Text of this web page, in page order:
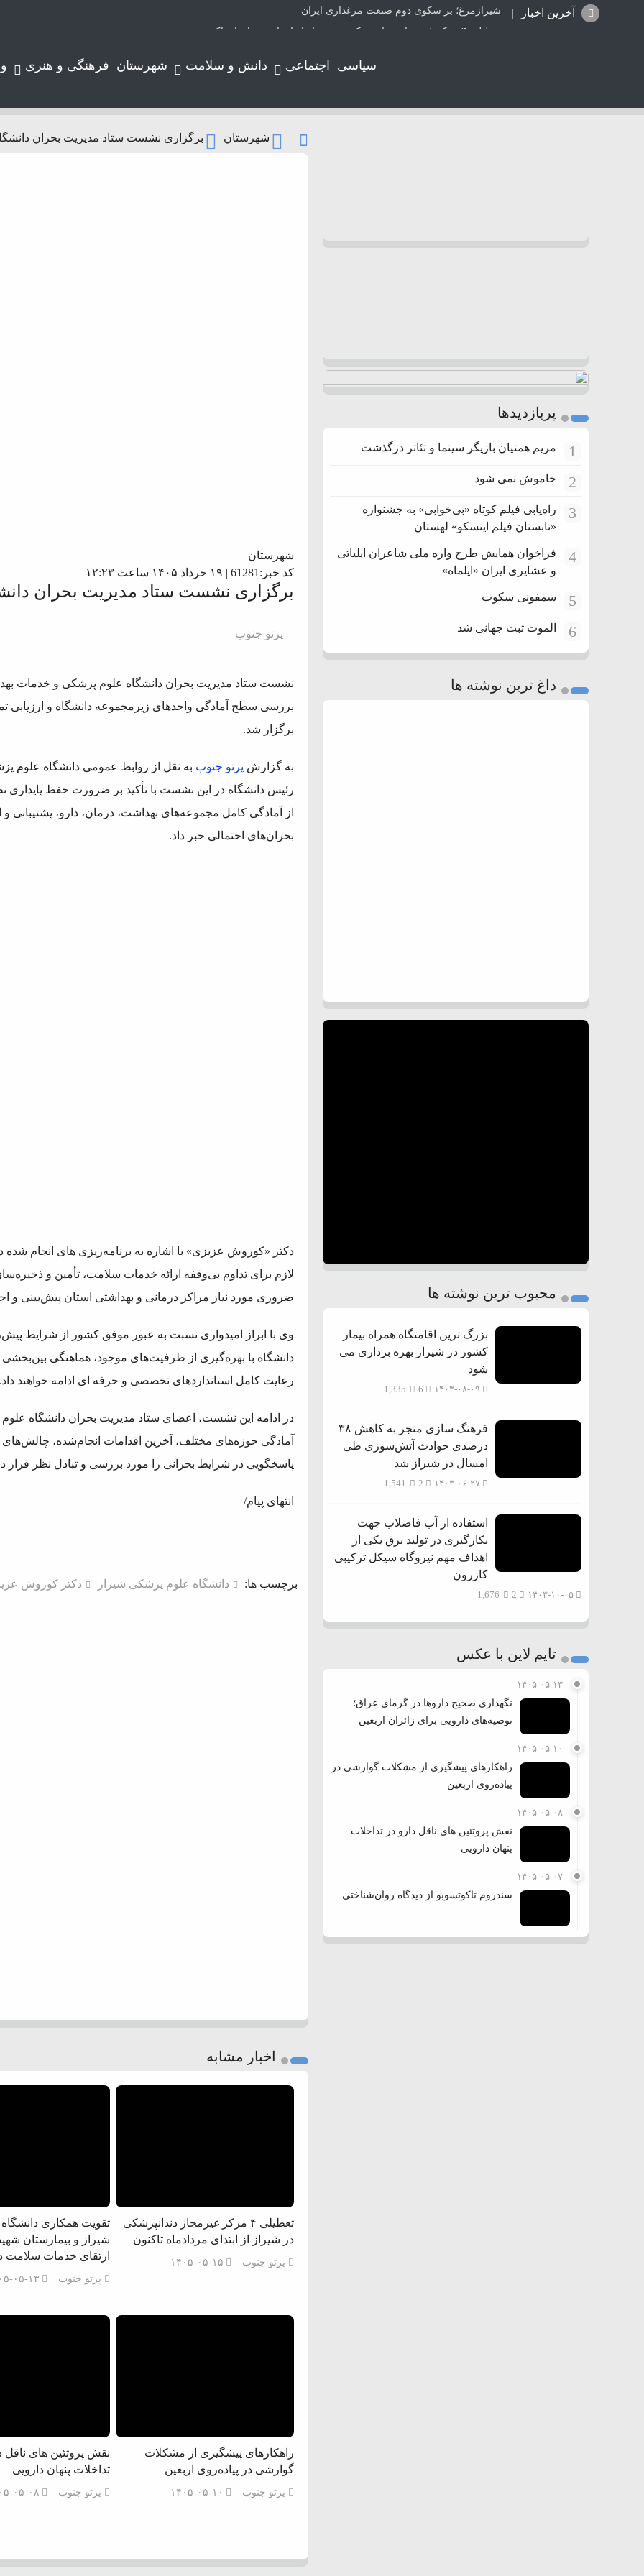
آخرین اخبار
شیرازمرغ؛ بر سکوی دوم صنعت مرغداری ایران
تعطیلی ۴ مرکز غیرمجاز دندانپزشکی در شیراز از ابتدای مردادماه تاکنون
ترامپ: مذاکرات با تهران خوب پیش می‌رود
موتورسواری بانوان؛ واقعیتی که از قانون جلوتر حرکت می‌کند
سیاسی اجتماعی دانش و سلامت شهرستان فرهنگی و هنری
شهرستان برگزاری نشست ستاد مدیریت بحران
شهرستان
کد خبر:61281 | ۱۹ خرداد ۱۴۰۵ ساعت ۱۲:۲۳
برگزاری نشست ستاد مدیریت بحران
پرتو جنوب
بررسی سطح آمادگی واحدهای زیرمجموعه دانشگاه و ارزیابی
برگزار شد.
به گزارش پرتو جنوب به نقل از روابط عمومی دانشگاه علوم
رئیس دانشگاه در این نشست با تأکید بر ضرورت حفظ
بحران‌های احتمالی خبر داد.
دکتر «کوروش عزیزی» با اشاره به برنامه‌ریزی ‌های انجام ‌شده
لازم برای تداوم بی‌وقفه ارائه خدمات سلامت، تأمین و
ضروری مورد نیاز مراکز درمانی و بهداشتی استان پیش‌بینی و
وی با ابراز امیدواری نسبت به عبور موفق کشور از شرایط
دانشگاه با بهره‌گیری از ظرفیت‌های موجود، هماهنگی
رعایت کامل استانداردهای تخصصی و حرفه ‌ای ادامه خواهند
در ادامه این نشست، اعضای ستاد مدیریت بحران دانشگاه
آمادگی حوزه‌های مختلف، آخرین اقدامات انجام‌شده، چالش‌های
پاسخگویی در شرایط بحرانی را مورد بررسی و تبادل نظر قرار
انتهای پیام/
برچسب ها: دانشگاه علوم پزشکی شیراز دکتر کوروش
اخبار مشابه
تعطیلی ۴ مرکز غیرمجاز دندانپزشکی
در شیراز از ابتدای مردادماه تاکنون
پرتو جنوب ۱۴۰۵-۰۵-۱۵
تقویت همکاری
شیراز و بیمارستان
ارتقای خدمات
پرتو جنوب ۱۴۰۵-
راهکارهای پیشگیری از مشکلات
گوارشی در پیاده‌روی اربعین
پرتو جنوب ۱۴۰۵-۰۵-۱۰
نقش پروتئین های ناقل
تداخلات پنهان دارویی
پرتو جنوب ۱۴۰۵-
پربازدیدها
1 مریم همتیان بازیگر سینما و تئاتر درگذشت
2 خاموش نمی شود
3
راه‌یابی فیلم کوتاه «بی‌خوابی» به جشنواره
«تابستان فیلم اینسکو» لهستان
4
فراخوان همایش طرح واره ملی شاعران ایلیاتی
و عشایری ایران «ایلماه»
5 سمفونی سکوت
6 الموت ثبت جهانی شد
داغ ترین نوشته ها
محبوب ترین نوشته ها
بزرگ ترین اقامتگاه همراه بیمار
کشور در شیراز بهره برداری می
شود
۱۴۰۳-۰۸-۰۹ 1,335
فرهنگ سازی منجر به کاهش ۳۸
درصدی حوادث آتش‌سوزی طی
امسال در شیراز شد
۱۴۰۳-۰۶-۲۷ 1,541
استفاده از آب فاضلاب جهت
بکارگیری در تولید برق یکی از
اهداف مهم نیروگاه سیکل ترکیبی
کازرون
۱۴۰۳-۱۰-۰۵ 1,676
تایم لاین با عکس
۱۴۰۵-۰۵-۱۳
نگهداری صحیح داروها در گرمای عراق؛
توصیه‌های دارویی برای زائران اربعین
۱۴۰۵-۰۵-۱۰
راهکارهای پیشگیری از مشکلات گوارشی در
پیاده‌روی اربعین
۱۴۰۵-۰۵-۰۸
نقش پروتئین های ناقل دارو در تداخلات
پنهان دارویی
۱۴۰۵-۰۵-۰۷
سندروم تاکوتسوبو از دیدگاه روان‌شناختی